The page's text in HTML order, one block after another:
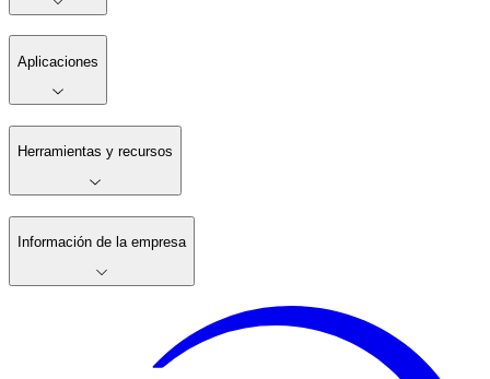
Aplicaciones
Herramientas y recursos
Información de la empresa